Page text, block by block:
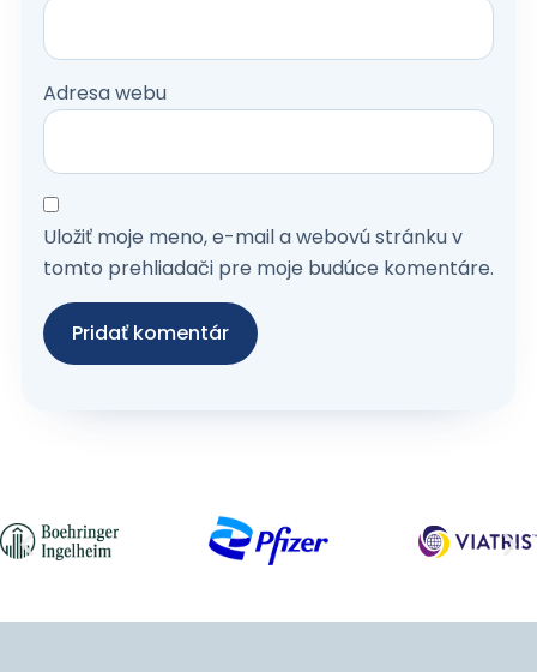
Adresa webu
Uložiť moje meno, e-mail a webovú stránku v
tomto prehliadači pre moje budúce komentáre.